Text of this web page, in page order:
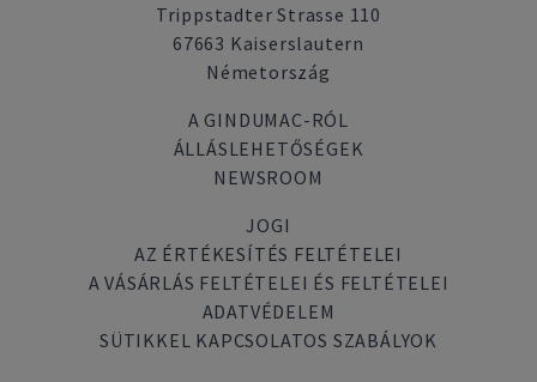
Trippstadter Strasse 110
67663 Kaiserslautern
Németország
A GINDUMAC-RÓL
ÁLLÁSLEHETŐSÉGEK
NEWSROOM
JOGI
AZ ÉRTÉKESÍTÉS FELTÉTELEI
A VÁSÁRLÁS FELTÉTELEI ÉS FELTÉTELEI
ADATVÉDELEM
SÜTIKKEL KAPCSOLATOS SZABÁLYOK